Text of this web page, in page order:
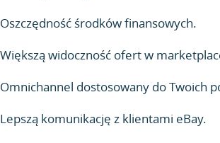
Oszczędność środków finansowych.
Większą widoczność ofert w
Omnichannel dostosowany do Twoich
Lepszą komunikację z klientami eBay.